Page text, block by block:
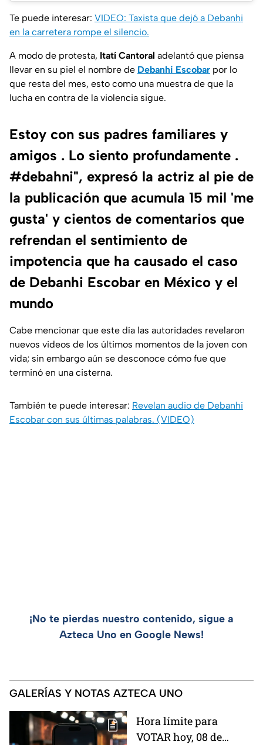
Te puede interesar: VIDEO: Taxista que dejó a Debanhi
en la carretera rompe el silencio.
A modo de protesta, Itatí Cantoral adelantó que piensa
llevar en su piel el nombre de Debanhi Escobar por lo
que resta del mes, esto como una muestra de que la
lucha en contra de la violencia sigue.
Estoy con sus padres familiares y
amigos . Lo siento profundamente .
#debahni", expresó la actriz al pie de
la publicación que acumula 15 mil 'me
gusta' y cientos de comentarios que
refrendan el sentimiento de
impotencia que ha causado el caso
de Debanhi Escobar en México y el
mundo
Cabe mencionar que este día las autoridades revelaron
nuevos videos de los últimos momentos de la joven con
vida; sin embargo aún se desconoce cómo fue que
terminó en una cisterna.
También te puede interesar: Revelan audio de Debanhi
Escobar con sus últimas palabras. (VIDEO)
¡No te pierdas nuestro contenido, sigue a
Azteca Uno en Google News!
GALERÍAS Y NOTAS AZTECA UNO
Hora límite para
VOTAR hoy, 08 de